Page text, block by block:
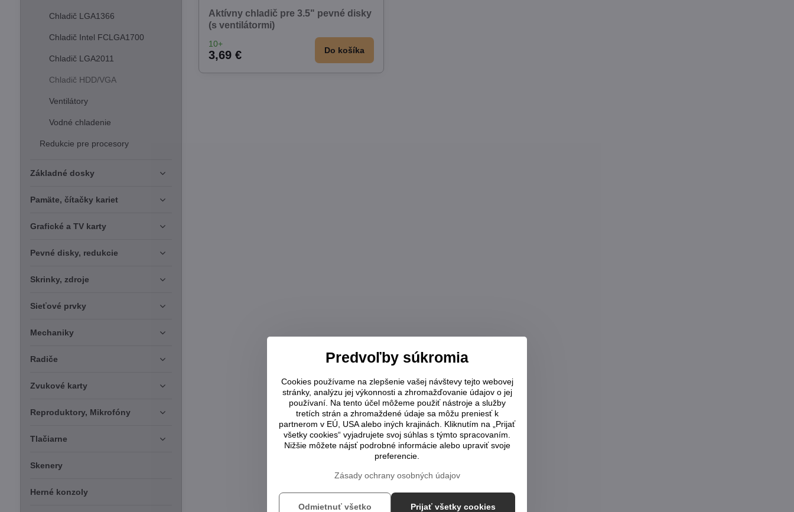
Aktívny chladič pre 3.5" pevné disky
(s ventilátormi)
10+
3,69 € Do košíka
Chladič LGA1366
Chladič Intel FCLGA1700
Chladič LGA2011
Chladič HDD/VGA
Ventilátory
Vodné chladenie
Redukcie pre procesory
Základné dosky
Pamäte, čítačky kariet
Grafické a TV karty
Pevné disky, redukcie
Skrinky, zdroje
Sieťové prvky
Mechaniky
Radiče
Zvukové karty
Reproduktory, Mikrofóny
Tlačiarne
Skenery
Herné konzoly
Predvoľby súkromia
Cookies používame na zlepšenie vašej návštevy tejto webovej
stránky, analýzu jej výkonnosti a zhromažďovanie údajov o jej
používaní. Na tento účel môžeme použiť nástroje a služby
tretích strán a zhromaždené údaje sa môžu preniesť k
partnerom v EÚ, USA alebo iných krajinách. Kliknutím na „Prijať
všetky cookies“ vyjadrujete svoj súhlas s týmto spracovaním.
Nižšie môžete nájsť podrobné informácie alebo upraviť svoje
preferencie.
Zásady ochrany osobných údajov
Prijať všetky cookies
Odmietnuť všetko